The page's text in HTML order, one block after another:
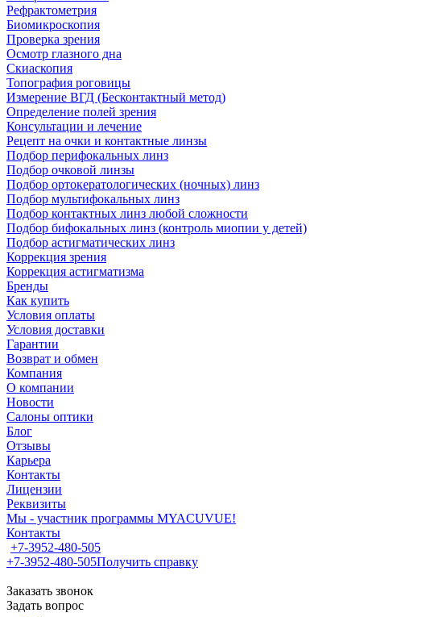
Рефрактометрия
Биомикроскопия
Проверка зрения
Осмотр глазного дна
Скиаскопия
Топография роговицы
Измерение ВГД (Бесконтактный метод)
Определение полей зрения
Консультации и лечение
Рецепт на очки и контактные линзы
Подбор перифокальных линз
Подбор очковой линзы
Подбор ортокератологических (ночных) линз
Подбор мультифокальных линз
Подбор контактных линз любой сложности
Подбор бифокальных линз (контроль миопии у детей)
Подбор астигматических линз
Коррекция зрения
Коррекция астигматизма
Бренды
Как купить
Условия оплаты
Условия доставки
Гарантии
Возврат и обмен
Компания
О компании
Новости
Салоны оптики
Блог
Отзывы
Карьера
Контакты
Лицензии
Реквизиты
Мы - участник программы MYACUVUE!
Контакты
+7-3952-480-505
+7-3952-480-505Получить справку
Заказать звонок
Задать вопрос